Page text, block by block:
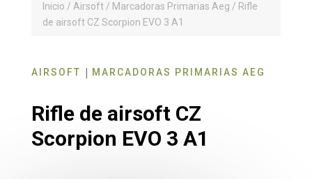
Inicio / Airsoft/ Marcadoras Primarias Aeg / Rifle
de airsoft CZ Scorpion EVO 3 A1
AIRSOFT | MARCADORAS PRIMARIAS AEG
Rifle de airsoft CZ
Scorpion EVO 3 A1